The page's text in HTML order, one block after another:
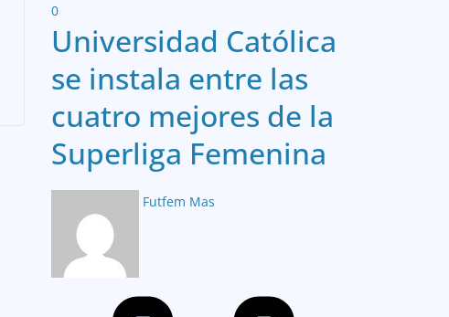
0
Universidad Católica
se instala entre las
cuatro mejores de la
Superliga Femenina
Futfem Mas